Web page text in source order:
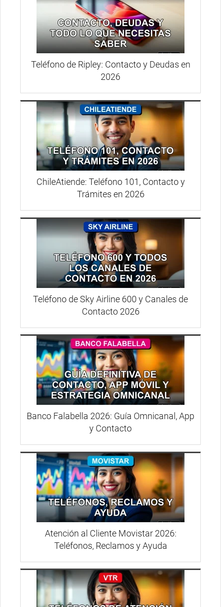
Teléfono de Ripley: Contacto y Deudas en
2026
ChileAtiende: Teléfono 101, Contacto y
Trámites en 2026
Teléfono de Sky Airline 600 y Canales de
Contacto 2026
Banco Falabella 2026: Guía Omnicanal, App
y Contacto
Atención al Cliente Movistar 2026:
Teléfonos, Reclamos y Ayuda